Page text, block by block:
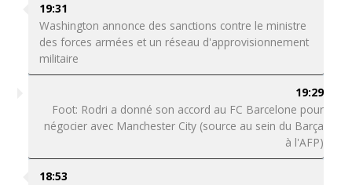
19:31
Washington annonce des sanctions contre le ministre
des forces armées et un réseau d'approvisionnement
militaire
19:29
Foot: Rodri a donné son accord au FC Barcelone pour
négocier avec Manchester City (source au sein du Barça
à l'AFP)
18:53